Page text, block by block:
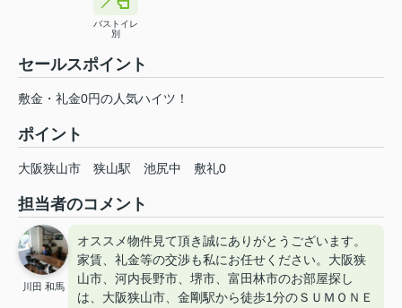
バストイレ
別
セールスポイント
敷金・礼金0円の人気ハイツ！
ポイント
大阪狭山市 狭山駅 池尻中 敷礼0
担当者のコメント
川田 和馬
オススメ物件見て頂き誠にありがとうございます。
家賃、礼金等の交渉も私にお任せください。大阪狭
山市、河内長野市、堺市、富田林市のお部屋探し
は、大阪狭山市、金剛駅から徒歩1分のＳＵＭＯＮＥ